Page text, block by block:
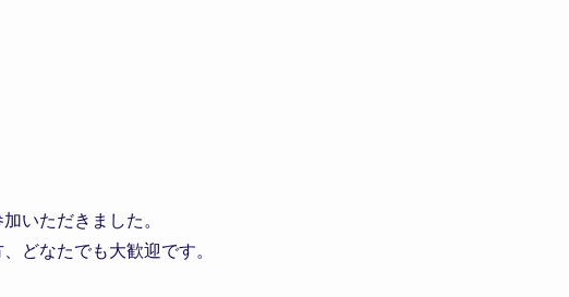
いただきました。
どなたでも大歓迎です。